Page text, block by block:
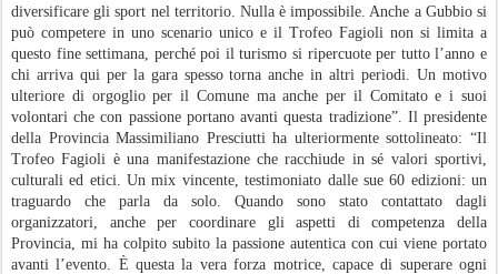
diversificare gli sport nel territorio. Nulla è impossibile. Anche a Gubbio si
può competere in uno scenario unico e il Trofeo Fagioli non si limita a
questo fine settimana, perché poi il turismo si ripercuote per tutto l’anno e
chi arriva qui per la gara spesso torna anche in altri periodi. Un motivo
ulteriore di orgoglio per il Comune ma anche per il Comitato e i suoi
volontari che con passione portano avanti questa tradizione”. Il presidente
della Provincia Massimiliano Presciutti ha ulteriormente sottolineato: “Il
Trofeo Fagioli è una manifestazione che racchiude in sé valori sportivi,
culturali ed etici. Un mix vincente, testimoniato dalle sue 60 edizioni: un
traguardo che parla da solo. Quando sono stato contattato dagli
organizzatori, anche per coordinare gli aspetti di competenza della
Provincia, mi ha colpito subito la passione autentica con cui viene portato
avanti l’evento. È questa la vera forza motrice, capace di superare ogni